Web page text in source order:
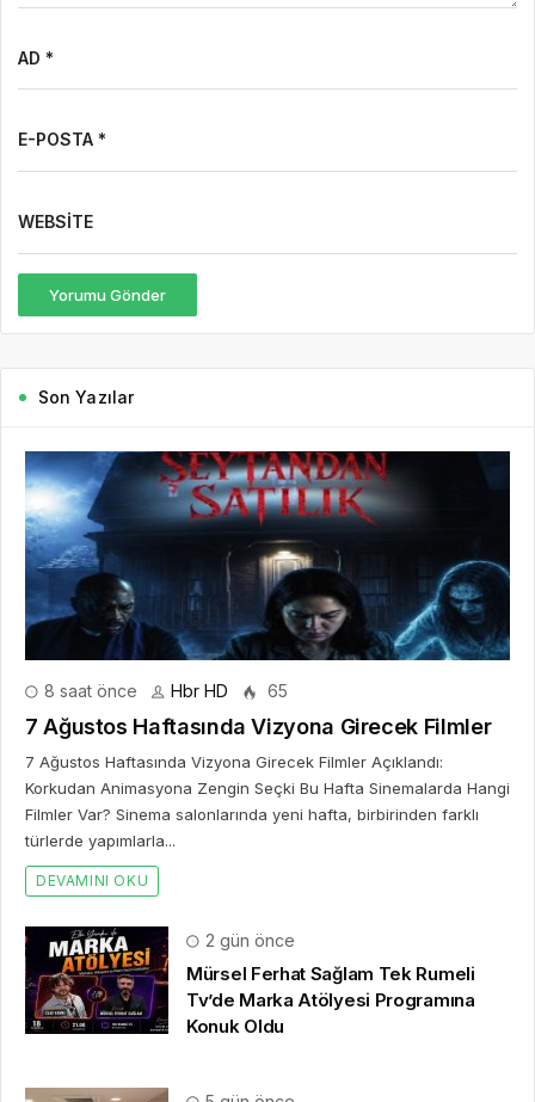
AD *
E-POSTA *
WEBSITE
Yorumu Gönder
Son Yazılar
8 saat önce Hbr HD 65
7 Ağustos Haftasında Vizyona Girecek Filmler
7 Ağustos Haftasında Vizyona Girecek Filmler Açıklandı:
Korkudan Animasyona Zengin Seçki Bu Hafta Sinemalarda Hangi
Filmler Var? Sinema salonlarında yeni hafta, birbirinden farklı
türlerde yapımlarla...
DEVAMINI OKU
2 gün önce
Mürsel Ferhat Sağlam Tek Rumeli
Tv’de Marka Atölyesi Programına
Konuk Oldu